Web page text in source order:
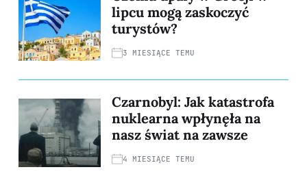
lipcu mogą zaskoczyć
turystów?
3 MIESIĄCE TEMU
Czarnobyl: Jak katastrofa
nuklearna wpłynęła na
nasz świat na zawsze
4 MIESIĄCE TEMU